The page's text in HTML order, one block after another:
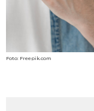
Foto: Freepik.com